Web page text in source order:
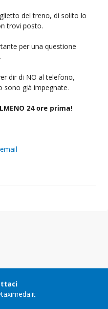
del treno, di solito lo
trovi posto.
per una questione
dir di NO al telefono,
sono già impegnate.
24 ore prima!